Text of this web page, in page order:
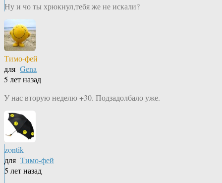
Ну и чо ты хрюкнул,тебя же не искали?
Тимо-фей
для Gena
5 лет назад
У нас вторую неделю +30. Подзадолбало уже.
zontik
для Тимо-фей
5 лет назад